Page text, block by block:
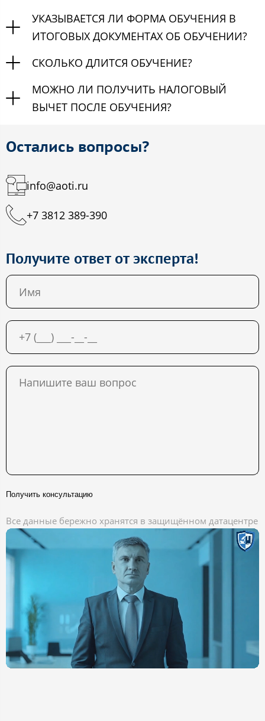
УКАЗЫВАЕТСЯ ЛИ ФОРМА ОБУЧЕНИЯ В
ИТОГОВЫХ ДОКУМЕНТАХ ОБ ОБУЧЕНИИ?
СКОЛЬКО ДЛИТСЯ ОБУЧЕНИЕ?
МОЖНО ЛИ ПОЛУЧИТЬ НАЛОГОВЫЙ
ВЫЧЕТ ПОСЛЕ ОБУЧЕНИЯ?
Остались вопросы?
info@aoti.ru
+7 3812 389-390
Получите ответ от эксперта!
Получить консультацию
Все данные бережно хранятся в защищённом датацентре